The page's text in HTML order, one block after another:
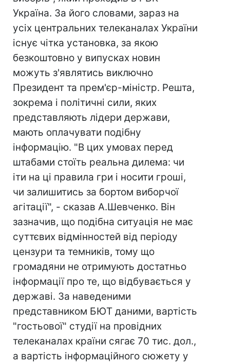
Україна. За його словами, зараз на
усіх центральних телеканалах України
існує чітка установка, за якою
безкоштовно у випусках новин
можуть з'являтись виключно
Президент та прем'єр-міністр. Решта,
зокрема і політичні сили, яких
представляють лідери держави,
мають оплачувати подібну
інформацію. "В цих умовах перед
штабами стоїть реальна дилема: чи
іти на ці правила гри і носити гроші,
чи залишитись за бортом виборчої
агітації", - сказав А.Шевченко. Він
зазначив, що подібна ситуація не має
суттєвих відмінностей від періоду
цензури та темників, тому що
громадяни не отримують достатньо
інформації про те, що відбувається у
державі. За наведеними
представником БЮТ даними, вартість
"гостьової" студії на провідних
телеканалах країни сягає 70 тис. дол.,
а вартість інформаційного сюжету у